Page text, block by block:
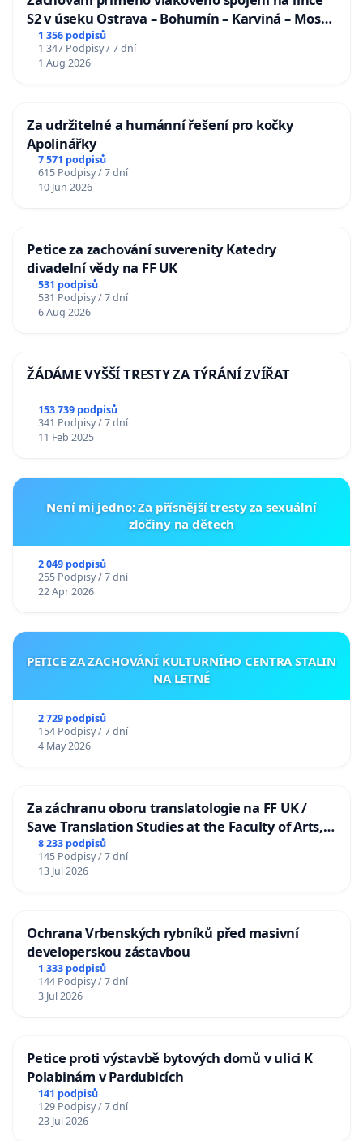
S2 v úseku Ostrava – Bohumín – Karviná – Mosty
u Jablunkova
1 356 podpisů
1 347 Podpisy / 7 dní
1 Aug 2026
Za udržitelné a humánní řešení pro kočky
Apolinářky
7 571 podpisů
615 Podpisy / 7 dní
10 Jun 2026
Petice za zachování suverenity Katedry
divadelní vědy na FF UK
531 podpisů
531 Podpisy / 7 dní
6 Aug 2026
ŽÁDÁME VYŠŠÍ TRESTY ZA TÝRÁNÍ ZVÍŘAT
153 739 podpisů
341 Podpisy / 7 dní
11 Feb 2025
Není mi jedno: Za přísnější tresty za sexuální
zločiny na dětech
2 049 podpisů
255 Podpisy / 7 dní
22 Apr 2026
PETICE ZA ZACHOVÁNÍ KULTURNÍHO CENTRA STALIN
NA LETNÉ
2 729 podpisů
154 Podpisy / 7 dní
4 May 2026
Za záchranu oboru translatologie na FF UK /
Save Translation Studies at the Faculty of Arts,
Charles University
8 233 podpisů
145 Podpisy / 7 dní
13 Jul 2026
Ochrana Vrbenských rybníků před masivní
developerskou zástavbou
1 333 podpisů
144 Podpisy / 7 dní
3 Jul 2026
Petice proti výstavbě bytových domů v ulici K
Polabinám v Pardubicích
141 podpisů
129 Podpisy / 7 dní
23 Jul 2026